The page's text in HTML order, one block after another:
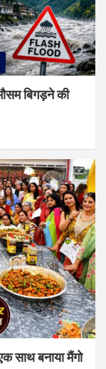
बिगड़ने की
साथ बनाया मैंगो